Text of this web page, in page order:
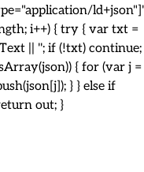
i++) { try { var txt =
|| ''; if (!txt) continue;
{ for (var j =
} } else if
out; }